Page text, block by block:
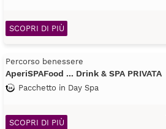
SCOPRI DI PIÙ
Percorso benessere
AperiSPAFood ... Drink & SPA PRIVATA
Pacchetto in Day Spa
SCOPRI DI PIÙ